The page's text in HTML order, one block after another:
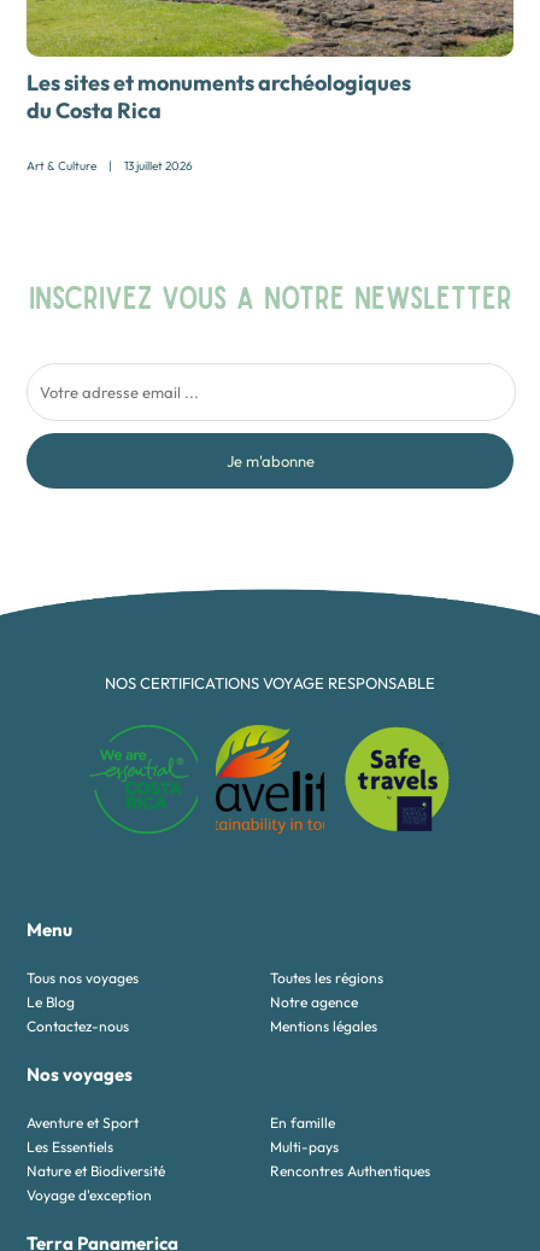
Les sites et monuments archéologiques
du Costa Rica
Art & Culture | 13 juillet 2026
INSCRIVEZ VOUS A NOTRE NEWSLETTER
Je m'abonne
NOS CERTIFICATIONS VOYAGE RESPONSABLE
Menu
Tous nos voyages
Toutes les régions
Le Blog
Notre agence
Contactez-nous
Mentions légales
Nos voyages
Aventure et Sport
En famille
Les Essentiels
Multi-pays
Nature et Biodiversité
Rencontres Authentiques
Voyage d'exception
Terra Panamerica